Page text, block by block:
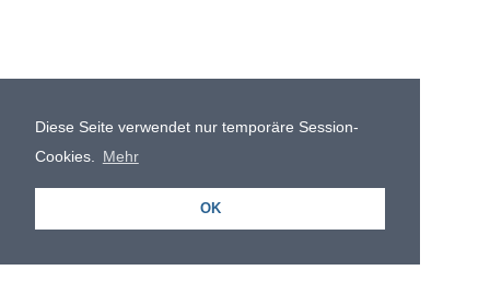
Diese Seite verwendet nur temporäre Session-
Cookies.
Mehr
OK